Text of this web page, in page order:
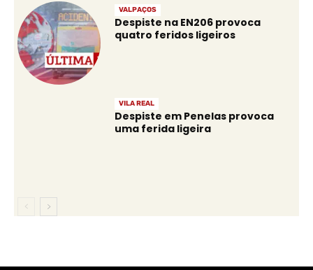
VALPAÇOS
Despiste na EN206 provoca
quatro feridos ligeiros
VILA REAL
Despiste em Penelas provoca
uma ferida ligeira